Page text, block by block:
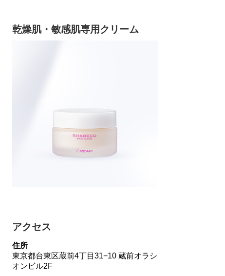
乾燥肌・敏感肌専用クリーム
アクセス
住所
東京都台東区蔵前4丁目31−10 蔵前オラシ
オンビル2F